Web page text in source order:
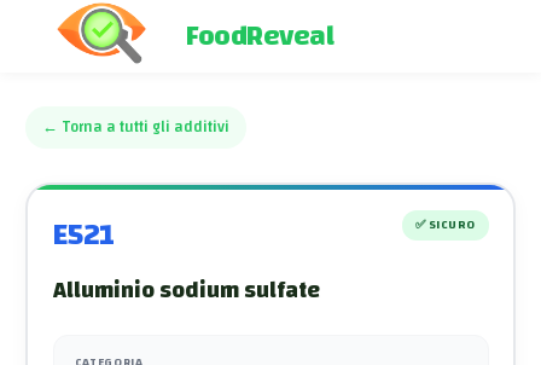
FoodReveal
← Torna a tutti gli additivi
E521 ✅SICURO
Alluminio sodium sulfate